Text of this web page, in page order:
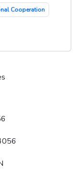
Cooperation